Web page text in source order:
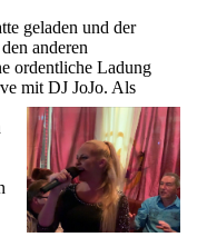
geladen und der
anderen
ordentliche Ladung
mit DJ JoJo. Als